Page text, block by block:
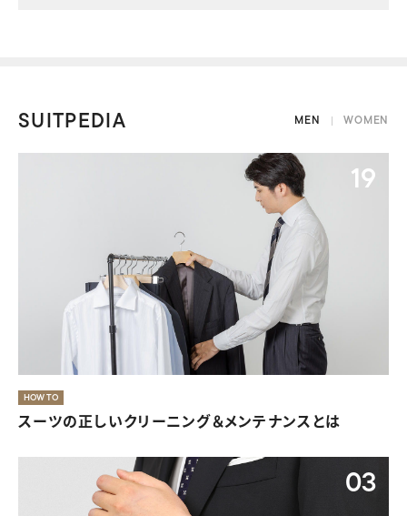
SUITPEDIA MEN WOMEN
19
HOW TO
スーツの正しいクリーニング＆メンテナンスとは
03
09
40代・50代にふさわしいレディース喪服
08